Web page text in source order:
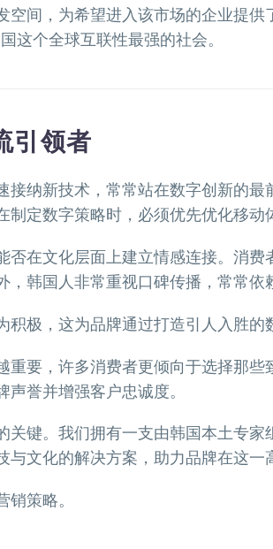
间，为希望进入该市场的企业提
这个全球互联性最强的社会。
引领者
纳新技术，常常站在数字创新的
定数字策略时，必须优先优化移动
在文化层面上建立情感连接。消
韩国人非常重视口碑传播，常常
极，这为品牌通过打造引人入胜的
要，许多消费者更倾向于选择那
誉并增强客户忠诚度。
键。我们拥有一支由韩国本土专
文化的解决方案，助力品牌在这一
策略。